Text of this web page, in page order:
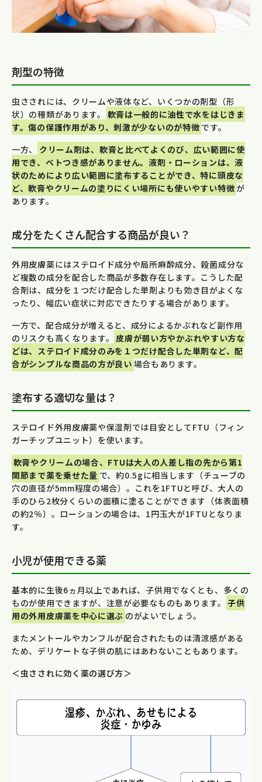
剤型の特徴
虫さされには、クリームや液体など、いくつかの剤型（形
状）の種類があります。
軟膏は一般的に油性で水をはじきま
す。傷の保護作用があり、刺激が少ないのが特徴 です。
一方、
クリーム剤は、軟膏と比べてよくのび、広い範囲に使
用でき、ベトつき感がありません。液剤・ローションは、液
状のためにより広い範囲に塗布することができ、特に頭皮な
ど、軟膏やクリームの塗りにくい場所にも使いやすい特徴が
あります。
成分をたくさん配合する商品が良い？
外用皮膚薬にはステロイド成分や局所麻酔成分、殺菌成分な
ど複数の成分を配合した商品が多数存在します。こうした配
合剤は、成分を１つだけ配合した単剤よりも効き目がよくな
ったり、幅広い症状に対応できたりする場合があります。
一方で、配合成分が増えると、成分によるかぶれなど副作用
のリスクも高くなります。
皮膚が弱い方やかぶれやすい方な
どは、ステロイド成分のみを１つだけ配合した単剤など、配
合がシンプルな商品の方が良い 場合もあります。
塗布する適切な量は？
ステロイド外用皮膚薬や保湿剤では目安としてFTU（フィン
ガーチップユニット）を使います。
軟膏やクリームの場合、FTUは大人の人差し指の先から第1
関節まで薬を乗せた量 で、約0.5gに相当します（チューブの
穴の直径が5mm程度の場合）。これを1FTUと呼び、大人の
手のひら2枚分くらいの面積に塗ることができます（体表面積
の約2％）。ローションの場合は、1円玉大が1FTUとなりま
す。
小児が使用できる薬
基本的に生後6ヵ月以上であれば、子供用でなくとも、多くの
ものが使用できますが、注意が必要なものもあります。
子供
用の外用皮膚薬を中心に選ぶ のがよいでしょう。
またメントールやカンフルが配合されたものは清涼感がある
ため、デリケートな子供の肌にはあわないこともあります。
＜虫さされに効く薬の選び方＞